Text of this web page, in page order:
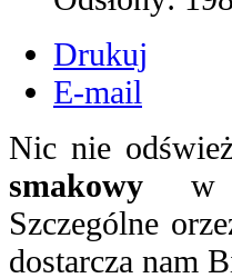
Drukuj
E-mail
Nic nie
smakowy w
Szczególne
dostarcza nam